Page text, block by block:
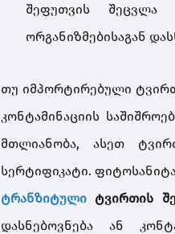
შეფუთვის
ორგანიზმებისაგან
თუ იმპორტირებული
კონტამინაციის
მთლიანობა, ასეთ
სერტიფიკატი.
ტრანზიტულიტვირთის
დასნებოვნება ან